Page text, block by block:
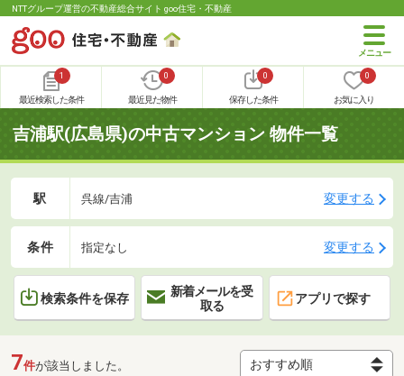
NTTグループ運営の不動産総合サイト goo住宅・不動産
1
最近検索した条件
0
最近見た物件
0
保存した条件
0
お気に入り
吉浦駅(広島県)の中古マンション 物件一覧
駅 呉線/吉浦 変更する
条件 指定なし 変更する
検索条件を保存
新着メールを受
取る
アプリで探す
7件が該当しました。